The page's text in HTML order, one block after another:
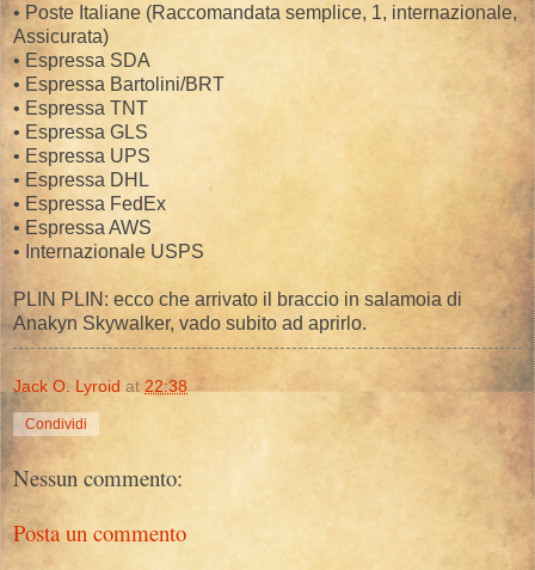
• Poste Italiane (Raccomandata semplice, 1, internazionale,
Assicurata)
• Espressa SDA
• Espressa Bartolini/BRT
• Espressa TNT
• Espressa GLS
• Espressa UPS
• Espressa DHL
• Espressa FedEx
• Espressa AWS
• Internazionale USPS
PLIN PLIN: ecco che arrivato il braccio in salamoia di
Anakyn Skywalker, vado subito ad aprirlo.
Jack O. Lyroid at 22:38
Condividi
Nessun commento:
Posta un commento